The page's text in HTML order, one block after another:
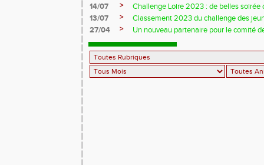
14/07
>
Challenge Loire 2023 : de belles soirée
13/07
>
Classement 2023 du challenge des
27/04
> Un nouveau partenaire pour le comité